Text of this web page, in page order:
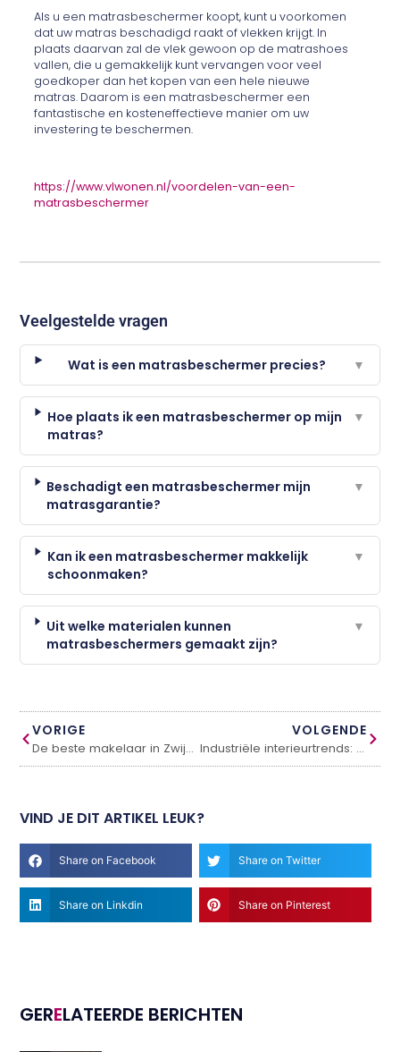
Als u een matrasbeschermer koopt, kunt u voorkomen
dat uw matras beschadigd raakt of vlekken krijgt. In
plaats daarvan zal de vlek gewoon op de matrashoes
vallen, die u gemakkelijk kunt vervangen voor veel
goedkoper dan het kopen van een hele nieuwe
matras. Daarom is een matrasbeschermer een
fantastische en kosteneffectieve manier om uw
investering te beschermen.
https://www.vlwonen.nl/voordelen-van-een-
matrasbeschermer
Veelgestelde vragen
Wat is een matrasbeschermer precies? ▼
Hoe plaats ik een matrasbeschermer op mijn
matras?
▼
Beschadigt een matrasbeschermer mijn
matrasgarantie?
▼
Kan ik een matrasbeschermer makkelijk
schoonmaken?
▼
Uit welke materialen kunnen
matrasbeschermers gemaakt zijn?
▼
VORIGE
De beste makelaar in Zwijndrecht – vind uw droomwoning vandaag nog!
VOLGENDE
Industriële interieurtrends: dit moet je weten!
VIND JE DIT ARTIKEL LEUK?
Share on Facebook Share on Twitter
Share on Linkdin Share on Pinterest
GERELATEERDE BERICHTEN